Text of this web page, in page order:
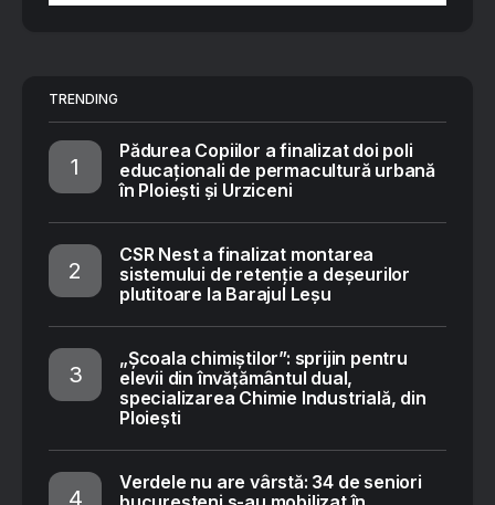
TRENDING
Pădurea Copiilor a finalizat doi poli
educaționali de permacultură urbană
în Ploiești și Urziceni
CSR Nest a finalizat montarea
sistemului de retenție a deșeurilor
plutitoare la Barajul Leșu
„Școala chimiștilor”: sprijin pentru
elevii din învățământul dual,
specializarea Chimie Industrială, din
Ploiești
Verdele nu are vârstă: 34 de seniori